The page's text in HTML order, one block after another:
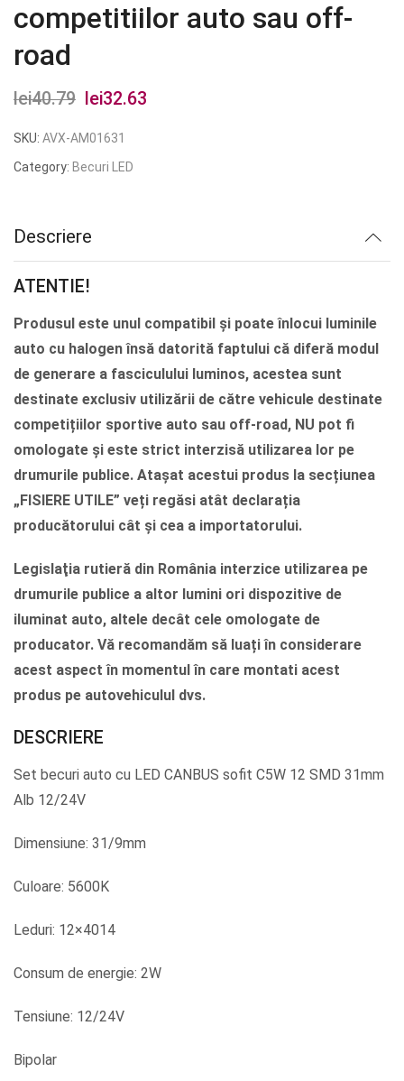
competitiilor auto sau off-
road
lei40.79
Prețul
inițial
a
lei32.63
SKU: AVX-AM01631
Category: Becuri LED
Descriere
ATENTIE!
Produsul este unul compatibil și poate înlocui luminile
auto cu halogen însă datorită faptului că diferă modul
de generare a fasciculului luminos, acestea sunt
destinate exclusiv utilizării de către vehicule destinate
competițiilor sportive auto sau off-road, NU pot fi
omologate și este strict interzisă utilizarea lor pe
drumurile publice. Atașat acestui produs la secțiunea
„FISIERE UTILE” veți regăsi atât declarația
producătorului cât și cea a importatorului.
Legislaţia rutieră din România interzice utilizarea pe
drumurile publice a altor lumini ori dispozitive de
iluminat auto, altele decât cele omologate de
producator. Vă recomandăm să luați în considerare
acest aspect în momentul în care montati acest
produs pe autovehiculul dvs.
DESCRIERE
Set becuri auto cu LED CANBUS sofit C5W 12 SMD 31mm
Alb 12/24V
Dimensiune: 31/9mm
Culoare: 5600K
Leduri: 12×4014
Consum de energie: 2W
Tensiune: 12/24V
Bipolar